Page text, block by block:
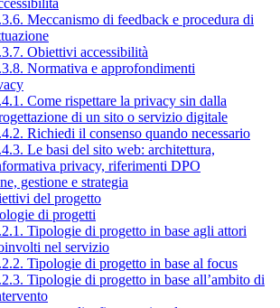
Meccanismo di feedback e procedura di
Obiettivi accessibilità
Normativa e approfondimenti
Come rispettare la privacy sin dalla
di un sito o servizio digitale
Richiedi il consenso quando necessario
Le basi del sito web: architettura,
privacy, riferimenti DPO
gestione e strategia
del progetto
di progetti
Tipologie di progetto in base agli attori
nel servizio
Tipologie di progetto in base al focus
Tipologie di progetto in base all’ambito di